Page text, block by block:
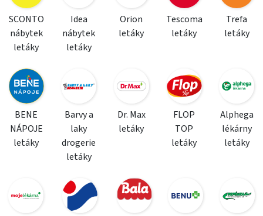
SCONTO
nábytek
letáky
Idea
nábytek
letáky
Orion
letáky
Tescoma
letáky
Trefa
letáky
BENE
NÁPOJE
letáky
Barvy a
laky
drogerie
letáky
Dr. Max
letáky
FLOP
TOP
letáky
Alphega
lékárny
letáky